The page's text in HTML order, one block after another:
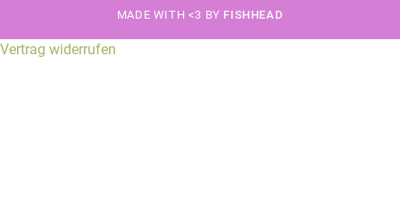
MADE WITH <3 BY FISHHEAD
Vertrag widerrufen